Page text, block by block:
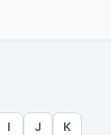
I J K